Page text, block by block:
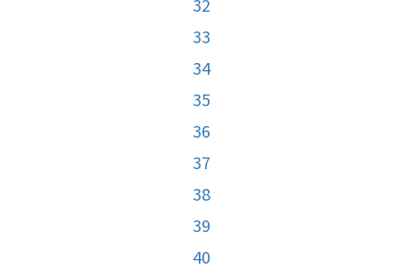
33
34
35
36
37
38
39
40